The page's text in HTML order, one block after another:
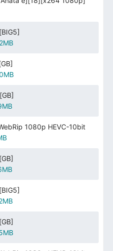
1080p HEVC-10bit